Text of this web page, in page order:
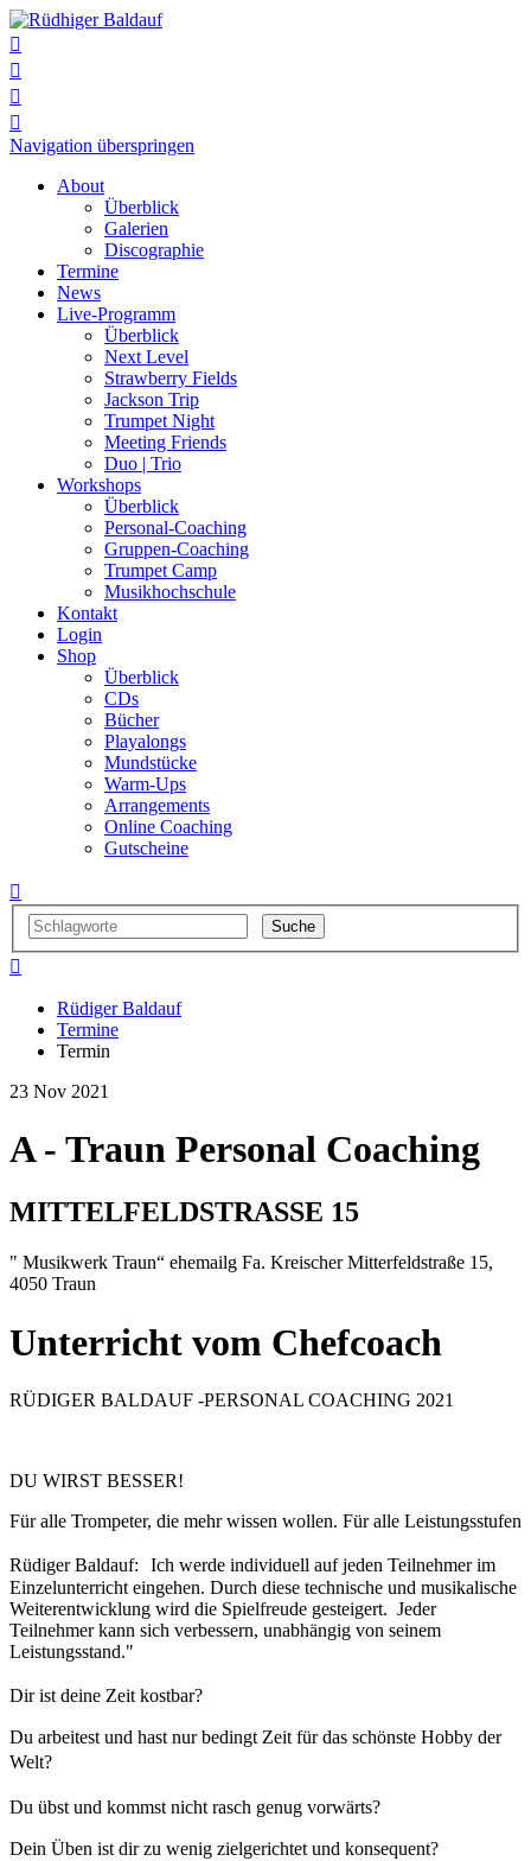




Navigation überspringen
About
Überblick
Galerien
Discographie
Termine
News
Live-Programm
Überblick
Next Level
Strawberry Fields
Jackson Trip
Trumpet Night
Meeting Friends
Duo | Trio
Workshops
Überblick
Personal-Coaching
Gruppen-Coaching
Trumpet Camp
Musikhochschule
Kontakt
Login
Shop
Überblick
CDs
Bücher
Playalongs
Mundstücke
Warm-Ups
Arrangements
Online Coaching
Gutscheine


Rüdiger Baldauf
Termine
Termin
23 Nov 2021
A - Traun Personal Coaching
MITTELFELDSTRASSE 15
" Musikwerk Traun“ ehemailg Fa. Kreischer Mitterfeldstraße 15,
4050 Traun
Unterricht vom Chefcoach
RÜDIGER BALDAUF -PERSONAL COACHING 2021
DU WIRST BESSER!
Für alle Trompeter, die mehr wissen wollen. Für alle Leistungsstufen
Rüdiger Baldauf: Ich werde individuell auf jeden Teilnehmer im
Einzelunterricht eingehen. Durch diese technische und musikalische
Weiterentwicklung wird die Spielfreude gesteigert. Jeder
Teilnehmer kann sich verbessern, unabhängig von seinem
Leistungsstand."
Dir ist deine Zeit kostbar?
Du arbeitest und hast nur bedingt Zeit für das schönste Hobby der
Welt?
Du übst und kommst nicht rasch genug vorwärts?
Dein Üben ist dir zu wenig zielgerichtet und konsequent?